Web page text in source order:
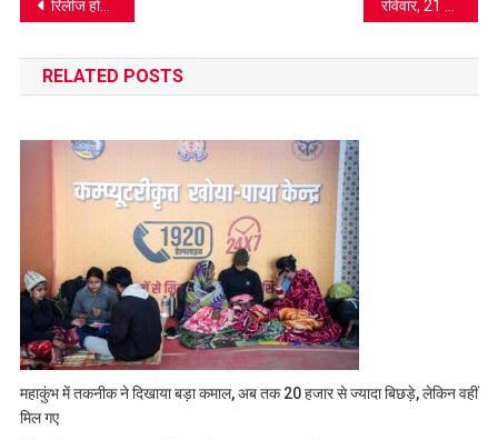
navigation
रिलीज होने जा रही है फीचर फिल्म Green Signal, आगरा वालों को तो जरूर देखनी चाहिए, देखें ट्रेलर
RELATED POSTS
महाकुंभ में तकनीक ने दिखाया बड़ा कमाल, अब तक 20 हजार से ज्यादा बिछड़े, लेकिन वहीं
मिल गए